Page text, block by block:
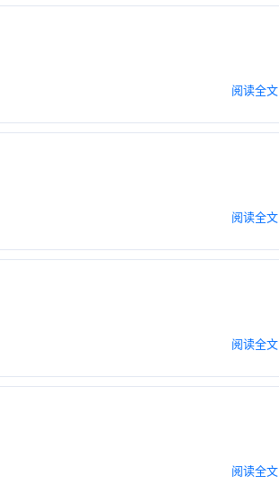
阅读全文
阅读全文
阅读全文
阅读全文